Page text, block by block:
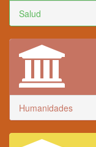
Salud
Humanidades